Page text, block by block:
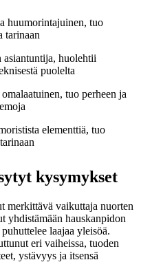
huumorintajuinen, tuo
tarinaan
asiantuntija, huolehtii
puolelta
tuo perheen ja
elementtiä, tuo
kysymykset
merkittävä vaikuttaja nuorten
yhdistämään hauskanpidon
laajaa yleisöä.
eri vaiheissa, tuoden
ystävyys ja itsensä